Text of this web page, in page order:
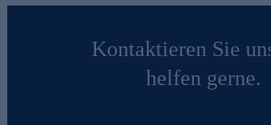
Kontaktieren Sie
helfen gerne.